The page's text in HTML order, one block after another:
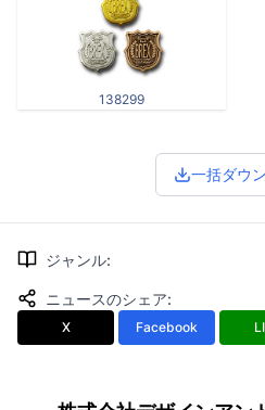
138299
一括ダウ
ジャンル:
ニュースのシェア:
X Facebook